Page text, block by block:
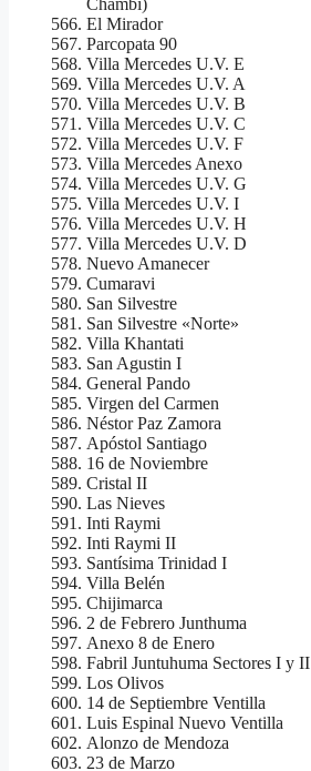
Chambi)
El Mirador
Parcopata 90
Villa Mercedes U.V. E
Villa Mercedes U.V. A
Villa Mercedes U.V. B
Villa Mercedes U.V. C
Villa Mercedes U.V. F
Villa Mercedes Anexo
Villa Mercedes U.V. G
Villa Mercedes U.V. I
Villa Mercedes U.V. H
Villa Mercedes U.V. D
Nuevo Amanecer
Cumaravi
San Silvestre
San Silvestre «Norte»
Villa Khantati
San Agustin I
General Pando
Virgen del Carmen
Néstor Paz Zamora
Apóstol Santiago
16 de Noviembre
Cristal II
Las Nieves
Inti Raymi
Inti Raymi II
Santísima Trinidad I
Villa Belén
Chijimarca
2 de Febrero Junthuma
Anexo 8 de Enero
Fabril Juntuhuma Sectores I y II
Los Olivos
14 de Septiembre Ventilla
Luis Espinal Nuevo Ventilla
Alonzo de Mendoza
23 de Marzo